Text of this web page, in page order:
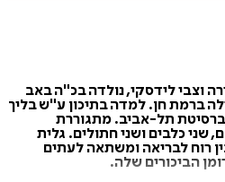
וצבי לידסקי, נולדה בכ"ה באב
15 באוגוסט 1963 וגדלה ברמת חן. למדה בתיכון ע"ש בליך
תל-אביב. מתגוררת
שני כלבים ושני חתולים. גלית
רוח לבריאה ומשתאה לעתים
הביכורים שלה.